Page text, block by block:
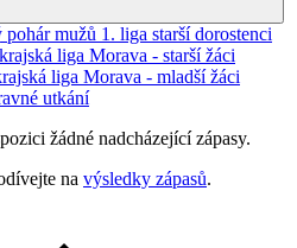
pohár mužů 1. liga starší dorostenci
liga Morava - starší žáci
liga Morava - mladší žáci
utkání
žádné nadcházející zápasy.
na výsledky zápasů.